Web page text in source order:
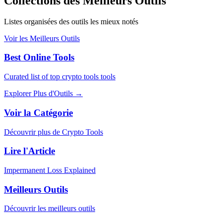
Listes organisées des outils les mieux notés
Voir les Meilleurs Outils
Best Online Tools
Curated list of top crypto tools tools
Explorer Plus d'Outils →
Voir la Catégorie
Découvrir plus de Crypto Tools
Lire l'Article
Impermanent Loss Explained
Meilleurs Outils
Découvrir les meilleurs outils